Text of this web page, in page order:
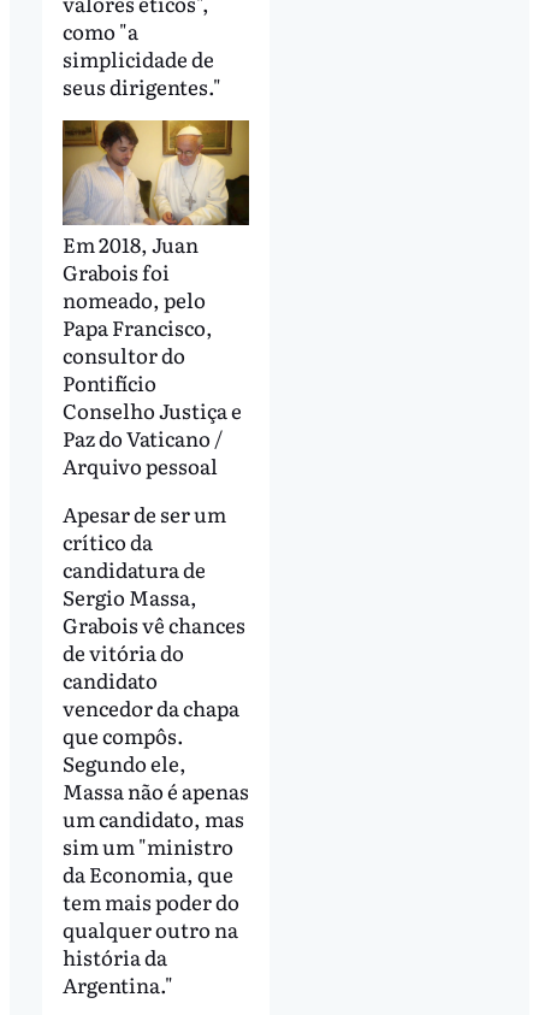
como "a
simplicidade de
seus dirigentes."
Em 2018, Juan
Grabois foi
nomeado, pelo
Papa Francisco,
consultor do
Pontifício
Conselho Justiça e
Paz do Vaticano /
Arquivo pessoal
Apesar de ser um
crítico da
candidatura de
Sergio Massa,
Grabois vê chances
de vitória do
candidato
vencedor da chapa
que compôs.
Segundo ele,
Massa não é apenas
um candidato, mas
sim um "ministro
da Economia, que
tem mais poder do
qualquer outro na
história da
Argentina."